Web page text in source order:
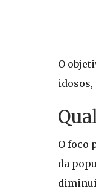
O
idosos,
O foco
da